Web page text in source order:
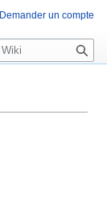
Demander un compte